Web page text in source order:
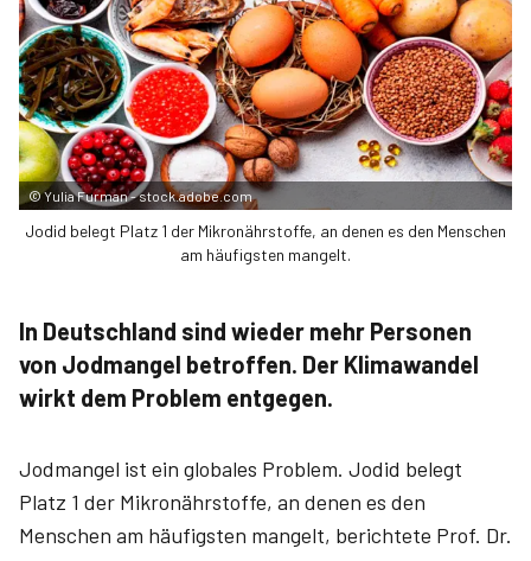
©Yulia Furman - stock.adobe.com
Jodid belegt Platz 1 der Mikronährstoffe, an denen es den Menschen
am häufigsten mangelt.
In Deutschland sind wieder mehr Personen
von Jodmangel betroffen. Der Klimawandel
wirkt dem Problem entgegen.
Jodmangel ist ein globales Problem. Jodid belegt
Platz 1 der Mikronährstoffe, an denen es den
Menschen am häufigsten mangelt, berichtete Prof. Dr.